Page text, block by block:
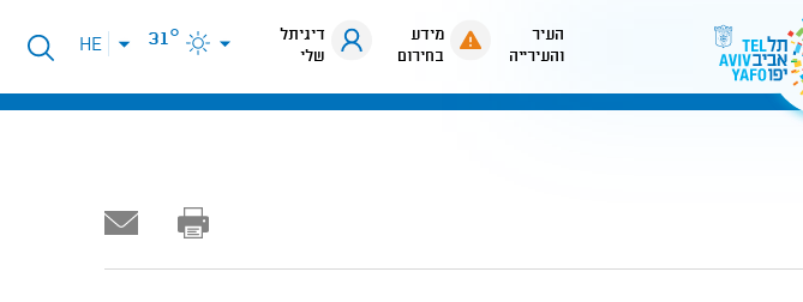
העיר
והעירייה
מידע
בחירום
דיגיתל
שלי
31°
פתיחת
תפריט
HE